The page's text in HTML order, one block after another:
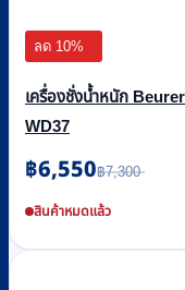
ลด 10%
เครื่องชั่งน้ำหนัก
WD37
฿7,300
Original
price
was:
฿7,300.
฿6,550
Current
price
is:
฿6,550.
สินค้าหมดแล้ว